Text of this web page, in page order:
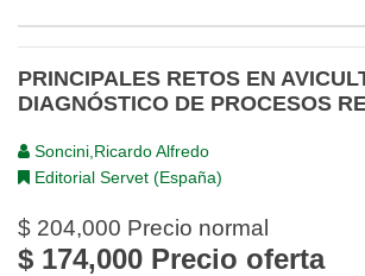
PRINCIPALES RETOS EN
DIAGNÓSTICO DE PROCESOS
Soncini,Ricardo Alfredo
Editorial Servet (España)
$ 204,000 Precio normal
$ 174,000 Precio oferta